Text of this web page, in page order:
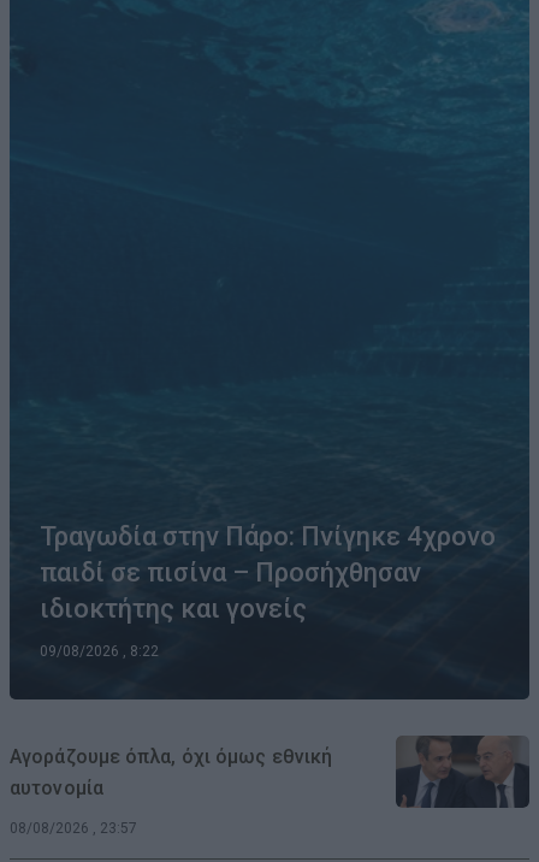
Τραγωδία στην Πάρο: Πνίγηκε 4χρονο
παιδί σε πισίνα – Προσήχθησαν
ιδιοκτήτης και γονείς
09/08/2026 , 8:22
Αγοράζουμε όπλα, όχι όμως εθνική
αυτονομία
08/08/2026 , 23:57